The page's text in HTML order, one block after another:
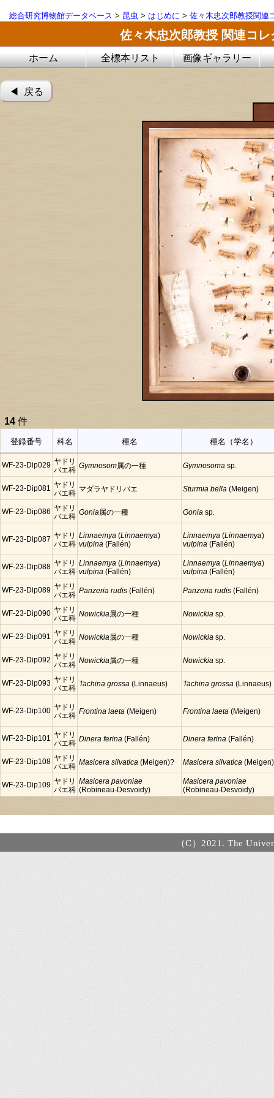
総合研究博物館データベース > 昆虫 > はじめに > 佐々木忠次郎教授関連
佐々木忠次郎教授 関連コ
ホーム 全標本リスト 画像ギャラリー
◀︎ 戻る
14 件
登録番号 科名 種名 種名（学名）
WF-23-Dip029 ヤドリ
バエ科
Gymnosom属の一種 Gymnosoma sp.
WF-23-Dip081
ヤドリ
バエ科
マダラヤドリバエ Sturmia bella (Meigen)
WF-23-Dip086 ヤドリ
バエ科
Gonia 属の一種 Gonia sp
WF-23-Dip087 ヤドリ
バエ科
Linnaemya (Linnaemya)
vulpina (Fallén)
Linnaemya (Linnaemya)
vulpina (Fallén)
WF-23-Dip088 ヤドリ
バエ科
Linnaemya (Linnaemya)
vulpina (Fallén)
Linnaemya (Linnaemya)
vulpina (Fallén)
WF-23-Dip089 ヤドリ
バエ科
Panzeria rudis (Fallén) Panzeria rudis (Fallén)
WF-23-Dip090 ヤドリ
バエ科
Nowickia 属の一種 Nowickia sp.
WF-23-Dip091
ヤドリ
バエ科
Nowickia 属の一種 Nowickia sp.
WF-23-Dip092 ヤドリ
バエ科
Nowickia 属の一種 Nowickia sp.
WF-23-Dip093 ヤドリ
バエ科
Tachina grossa (Linnaeus) Tachina grossa (Linnaeus)
WF-23-Dip100 ヤドリ
バエ科
Frontina laeta (Meigen) Frontina laeta (Meigen)
WF-23-Dip101
ヤドリ
バエ科
Dinera ferina (Fallén) Dinera ferina (Fallén)
WF-23-Dip108 ヤドリ
バエ科
Masicera silvatica (Meigen)? Masicera silvatica
WF-23-Dip109 ヤドリ
バエ科
Masicera pavoniae
(Robineau-Desvoidy)
Masicera pavoniae
(Robineau-Desvoidy)
（C）2021. The